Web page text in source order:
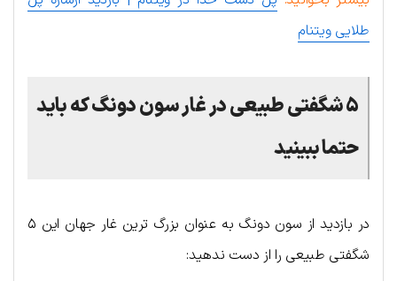
طلایی ویتنام
۵ شگفتی طبیعی در غار سون دونگ که باید
حتما ببینید
در بازدید از سون دونگ به عنوان بزرگ ترین غار جهان این ۵
شگفتی طبیعی را از دست ندهید: